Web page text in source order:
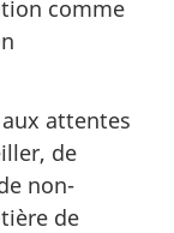
comme
attentes
de
non-
de